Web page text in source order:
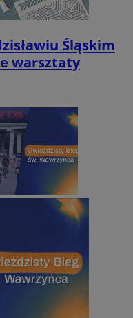
Śląskim
warsztaty